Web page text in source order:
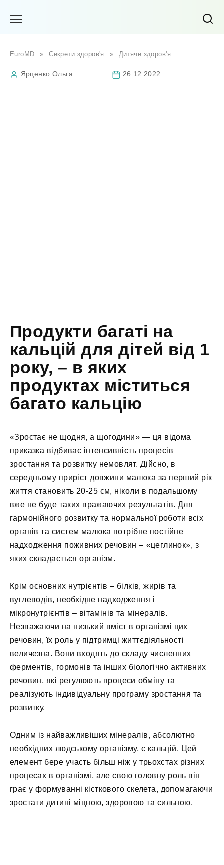
EuroMD » Секрети здоров'я » Дитяче здоров'я
Ярценко Ольга 26.12.2022
Продукти багаті на
кальцій для дітей від 1
року, – в яких
продуктах міститься
багато кальцію
«Зростає не щодня, а щогодини» — ця відома
приказка відбиває інтенсивність процесів
зростання та розвитку немовлят. Дійсно, в
середньому приріст довжини малюка за перший рік
життя становить 20-25 см, ніколи в подальшому
вже не буде таких вражаючих результатів. Для
гармонійного розвитку та нормальної роботи всіх
органів та систем малюка потрібне постійне
надходження поживних речовин – «цеглинок», з
яких складається організм.
Крім основних нутрієнтів – білків, жирів та
вуглеводів, необхідне надходження і
мікронутрієнтів – вітамінів та мінералів.
Незважаючи на низький вміст в організмі цих
речовин, їх роль у підтримці життєдіяльності
величезна. Вони входять до складу численних
ферментів, гормонів та інших біологічно активних
речовин, які регулюють процеси обміну та
реалізують індивідуальну програму зростання та
розвитку.
Одним із найважливіших мінералів, абсолютно
необхідних людському організму, є кальцій. Цей
елемент бере участь більш ніж у трьохстах різних
процесах в організмі, але свою головну роль він
грає у формуванні кісткового скелета, допомагаючи
зростати дитині міцною, здоровою та сильною.